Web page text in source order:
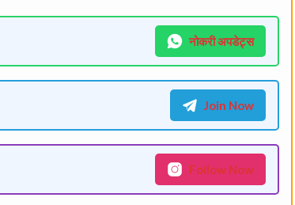
नोकरी अपडेट्स
Join Now
Follow Now